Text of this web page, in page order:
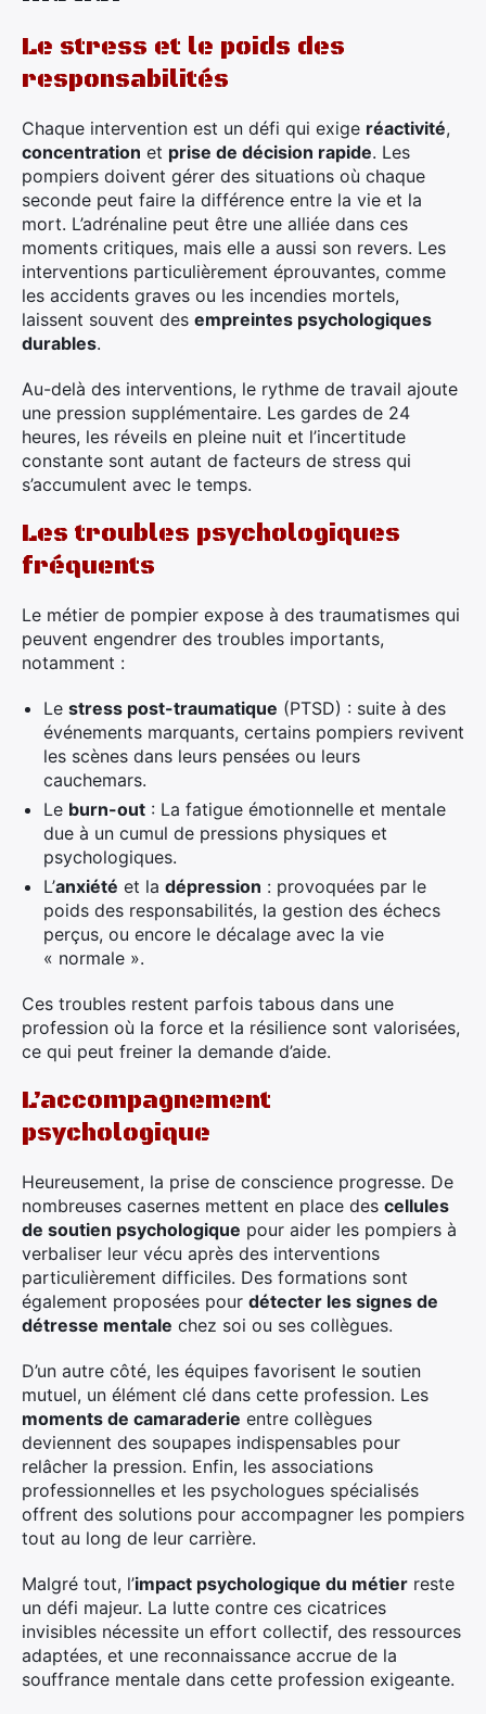
Le stress et le poids des
responsabilités
Chaque intervention est un défi qui exige réactivité,
concentration et prise de décision rapide. Les
pompiers doivent gérer des situations où chaque
seconde peut faire la différence entre la vie et la
mort. L’adrénaline peut être une alliée dans ces
moments critiques, mais elle a aussi son revers. Les
interventions particulièrement éprouvantes, comme
les accidents graves ou les incendies mortels,
laissent souvent des empreintes psychologiques
durables.
Au-delà des interventions, le rythme de travail ajoute
une pression supplémentaire. Les gardes de 24
heures, les réveils en pleine nuit et l’incertitude
constante sont autant de facteurs de stress qui
s’accumulent avec le temps.
Les troubles psychologiques
fréquents
Le métier de pompier expose à des traumatismes qui
peuvent engendrer des troubles importants,
notamment :
Le stress post-traumatique (PTSD) : suite à des
événements marquants, certains pompiers revivent
les scènes dans leurs pensées ou leurs
cauchemars.
Le burn-out : La fatigue émotionnelle et mentale
due à un cumul de pressions physiques et
psychologiques.
L’anxiété et la dépression : provoquées par le
poids des responsabilités, la gestion des échecs
perçus, ou encore le décalage avec la vie
« normale ».
Ces troubles restent parfois tabous dans une
profession où la force et la résilience sont valorisées,
ce qui peut freiner la demande d’aide.
L’accompagnement
psychologique
Heureusement, la prise de conscience progresse. De
nombreuses casernes mettent en place des cellules
de soutien psychologique pour aider les pompiers à
verbaliser leur vécu après des interventions
particulièrement difficiles. Des formations sont
également proposées pour détecter les signes de
détresse mentale chez soi ou ses collègues.
D’un autre côté, les équipes favorisent le soutien
mutuel, un élément clé dans cette profession. Les
moments de camaraderie entre collègues
deviennent des soupapes indispensables pour
relâcher la pression. Enfin, les associations
professionnelles et les psychologues spécialisés
offrent des solutions pour accompagner les pompiers
tout au long de leur carrière.
Malgré tout, l’impact psychologique du métier reste
un défi majeur. La lutte contre ces cicatrices
invisibles nécessite un effort collectif, des ressources
adaptées, et une reconnaissance accrue de la
souffrance mentale dans cette profession exigeante.
×
Rechercher
: